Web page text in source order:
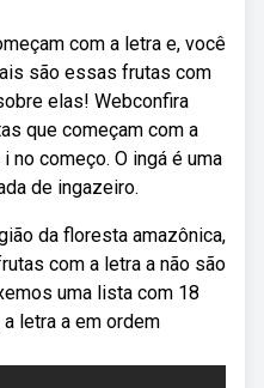
com a letra e, você
são essas frutas com
elas! Webconfira
que começam com a
no começo. O ingá é uma
de ingazeiro.
da floresta amazônica,
com a letra a não são
uma lista com 18
letra a em ordem